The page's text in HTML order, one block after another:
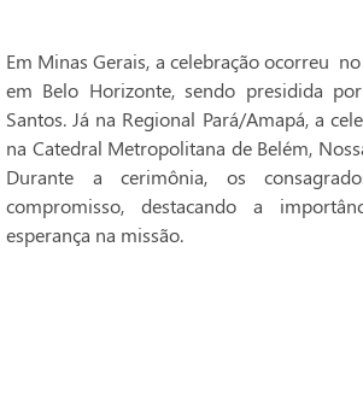
Em Minas Gerais, a celebração ocorreu
em Belo Horizonte, sendo presidida
Santos. Já na Regional Pará/Amapá, a
na Catedral Metropolitana de Belém,
Durante a cerimônia, os
compromisso, destacando a
esperança na missão.